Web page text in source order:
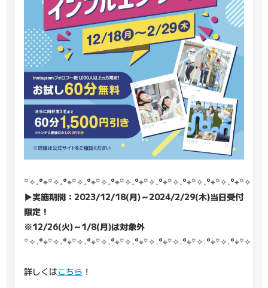
▶実施期間：2023/12/18(月)～2024/2/29(木)当日受付
限定！
※12/26(火)～1/8(月)は対象外
詳しくはこちら ！